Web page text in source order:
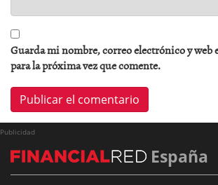
Guarda mi nombre, correo electrónico y web
para la próxima vez que comente.
Publicidad
España